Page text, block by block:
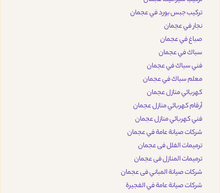
تركيب جبس بورد في عجمان
نجار في عجمان
صباغ في عجمان
سباك في عجمان
فني سباك في عجمان
معلم سباك في عجمان
كهربائي منازل عجمان
أرقام كهربائي منازل عجمان
فني كهربائي منازل عجمان
شركات صيانة عامة في عجمان
ترميمات الفلل فى عجمان
ترميمات المنازل فى عجمان
شركات صيانة المباني فى عجمان
شركات صيانة عامة في الفجيرة